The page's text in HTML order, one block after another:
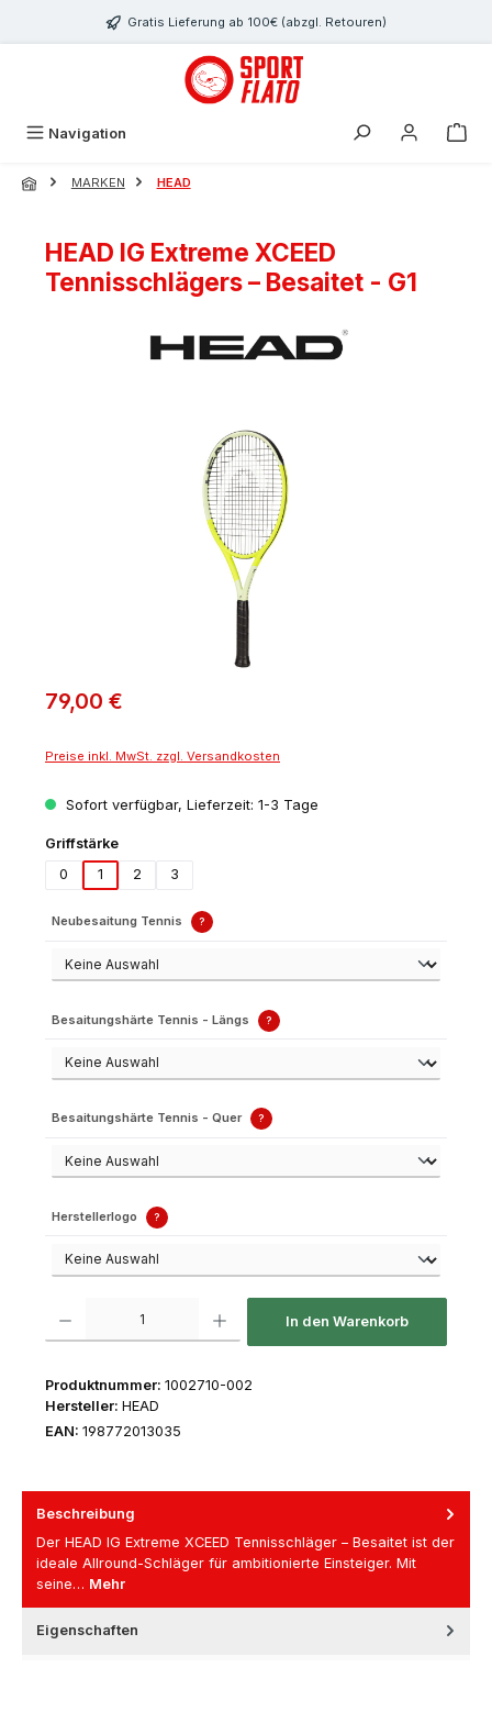
Zum Hauptinhalt springenGratis Lieferung ab 100€ (abzgl. Retouren)
Navigation
MARKEN HEAD
HEAD IG Extreme XCEED
Tennisschlägers – Besaitet - G1
79,00 €
Preise inkl. MwSt. zzgl. Versandkosten
Sofort verfügbar, Lieferzeit: 1-3 Tage
Griffstärkeauswählen
0
1 2 3
Neubesaitung Tennis ?
Besaitungshärte Tennis - Längs ?
Besaitungshärte Tennis - Quer ?
Herstellerlogo ?
In den Warenkorb
Produktnummer: 1002710-002
Hersteller: HEAD
EAN: 198772013035
Beschreibung
Der HEAD IG Extreme XCEED Tennisschläger – Besaitet ist der
ideale Allround-Schläger für ambitionierte Einsteiger. Mit
seine… Mehr
Eigenschaften